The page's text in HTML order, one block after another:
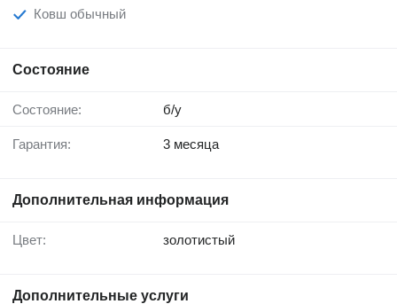
Ковш обычный
Состояние
Состояние: б/у
Гарантия: 3 месяца
Дополнительная информация
Цвет: золотистый
Дополнительные услуги